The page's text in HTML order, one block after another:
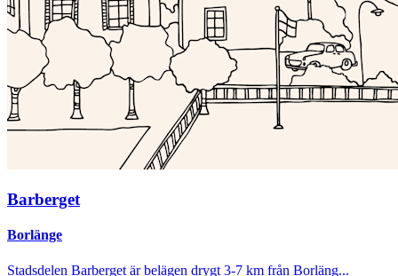
Barberget
Borlänge
Stadsdelen Barberget är belägen drygt 3-7 km från Borläng...